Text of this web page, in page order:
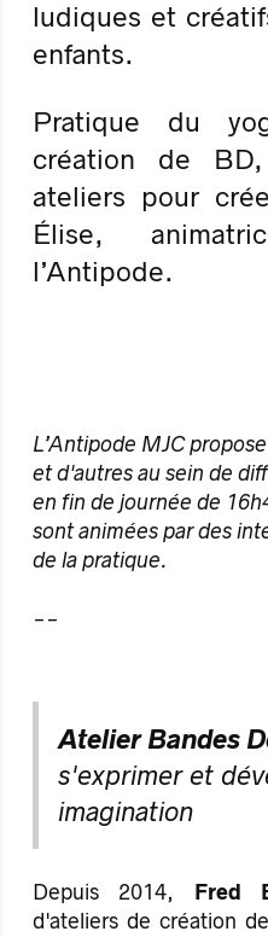
ludiques et
enfants.
Pratique du
création de
ateliers pour
Élise,
l’Antipode.
L’Antipode MJC
et d'autres au sein de
en fin de journée de
sont animées par des
de la pratique.
Atelier Bandes
s'exprimer et
imagination
Depuis 2014, Fred
d'ateliers de création